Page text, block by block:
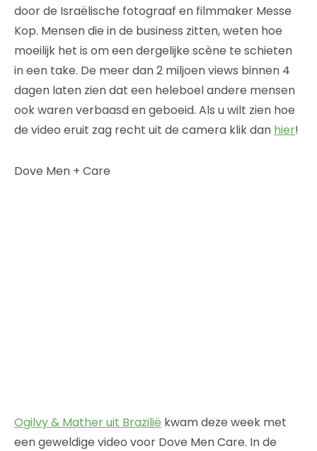
door de Israëlische fotograaf en filmmaker Messe
Kop. Mensen die in de business zitten, weten hoe
moeilijk het is om een dergelijke scène te schieten
in een take. De meer dan 2 miljoen views binnen 4
dagen laten zien dat een heleboel andere mensen
ook waren verbaasd en geboeid. Als u wilt zien hoe
de video eruit zag recht uit de camera klik dan hier!
Dove Men + Care
Ogilvy & Mather uit Brazilië kwam deze week met
een geweldige video voor Dove Men Care. In de